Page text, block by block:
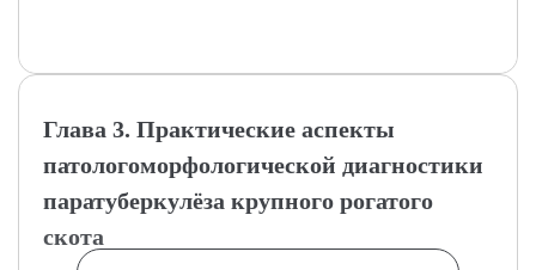
Глава 3. Практические аспекты
патологоморфологической диагностики
паратуберкулёза крупного рогатого
скота